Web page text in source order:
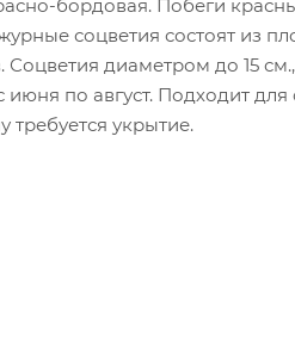
бордовая. Побеги
соцветия состоят из
диаметром до 15
по август. Подходит
укрытие.